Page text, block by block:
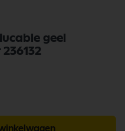
geel
winkelwagen